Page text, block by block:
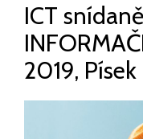
ICT
2019, Písek